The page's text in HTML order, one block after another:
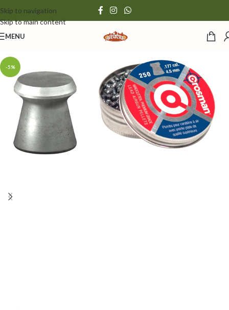
Skip to navigation
Skip to main content
MENU
-5%